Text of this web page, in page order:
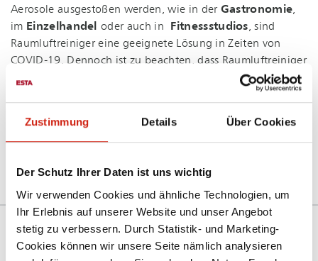
Zustimmung Details Über Cookies
Der Schutz Ihrer Daten ist uns wichtig
Wir verwenden Cookies und ähnliche Technologien, um
Ihr Erlebnis auf unserer Website und unser Angebot
stetig zu verbessern. Durch Statistik- und Marketing-
Cookies können wir unsere Seite nämlich analysieren
Aerosole ausgestoßen werden, wie in der Gastronomie,
im Einzelhandeloder auch in Fitnessstudios, sind
Raum­luft­rei­ni­ger eine geeignete Lösung in Zeiten von
COVID-19. Dennoch ist zu beachten, dass Raum­luft­rei­ni­ger
eine ergänzende Schutzmaßnahme zu bestehenden Hy­gie­
DESINFEKTION